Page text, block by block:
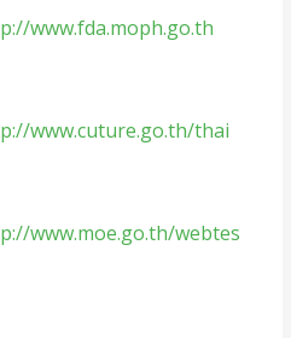
www.fda.moph.go.th
www.cuture.go.th/thai
www.moe.go.th/webtes